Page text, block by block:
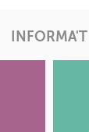
INFORMA'T